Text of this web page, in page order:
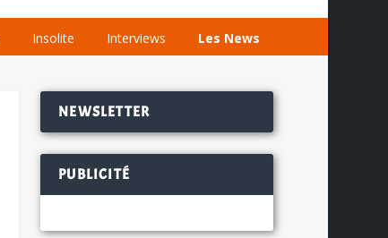
Insolite Interviews Les News
NEWSLETTER
PUBLICITÉ